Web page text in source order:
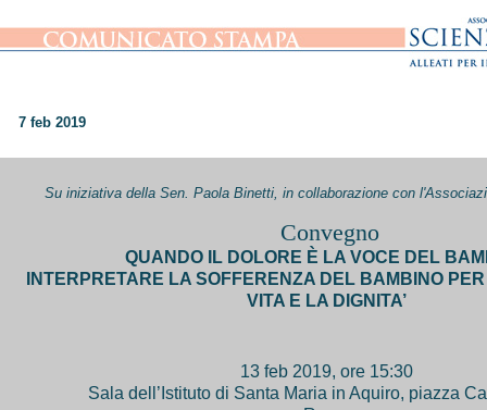
7 feb 2019
Su iniziativa della Sen. Paola Binetti, in collaborazione con
Convegno
QUANDO IL DOLORE È LA VOCE DEL
INTERPRETARE LA SOFFERENZA DEL BAMBINO
VITA E LA DIGNITA’
13 feb 2019, ore 15:30
Sala dell’Istituto di Santa Maria in Aquiro, piazza